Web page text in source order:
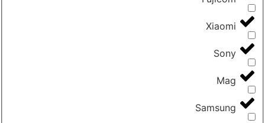
Xiaomi
Sony
Mag
Samsung